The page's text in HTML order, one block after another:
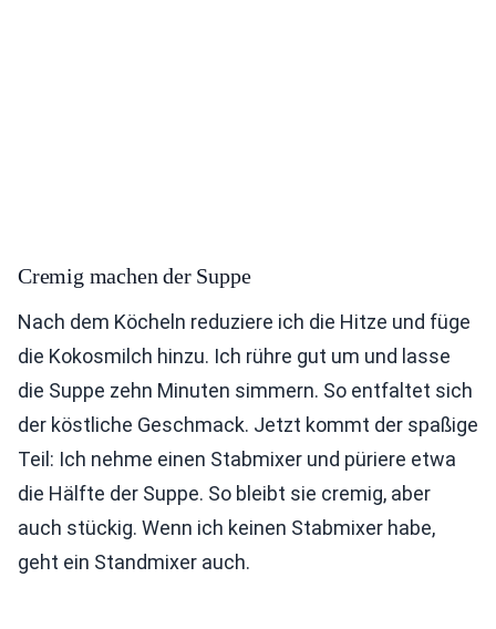
Cremig machen der Suppe
Nach dem Köcheln reduziere ich die Hitze und füge
die Kokosmilch hinzu. Ich rühre gut um und lasse
die Suppe zehn Minuten simmern. So entfaltet sich
der köstliche Geschmack. Jetzt kommt der spaßige
Teil: Ich nehme einen Stabmixer und püriere etwa
die Hälfte der Suppe. So bleibt sie cremig, aber
auch stückig. Wenn ich keinen Stabmixer habe,
geht ein Standmixer auch.